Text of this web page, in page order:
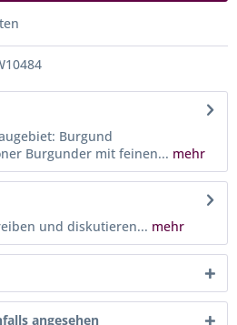
Burgund
Burgunder mit feinen... mehr
und diskutieren... mehr
angesehen